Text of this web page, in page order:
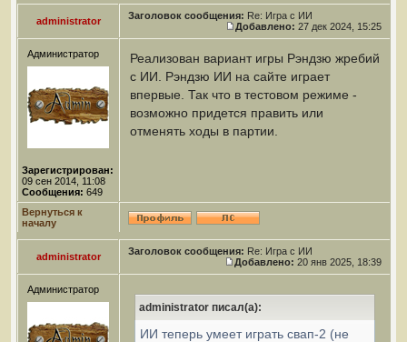
administrator Заголовок сообщения: Re: Игра с ИИ
Добавлено: 27 дек 2024, 15:25
Администратор
Зарегистрирован:
09 сен 2014, 11:08
Сообщения: 649
Реализован вариант игры Рэндзю жребий
с ИИ. Рэндзю ИИ на сайте играет
впервые. Так что в тестовом режиме -
возможно придется править или
отменять ходы в партии.
Вернуться к
началу
administrator Заголовок сообщения: Re: Игра с ИИ
Добавлено: 20 янв 2025, 18:39
Администратор
administrator писал(а):
ИИ теперь умеет играть свап-2 (не